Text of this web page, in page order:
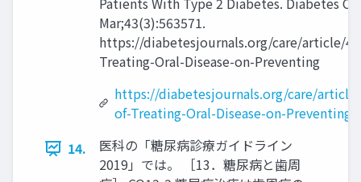
Mar;43(3):563571.
https://diabetesjournals.org/care/article/
Treating-Oral-Disease-on-Preventing
https://diabetesjournals.org/care/
of-Treating-Oral-Disease-on-Preventing
14.
医科の「糖尿病診療ガイドライン
2019」では。 ［13．糖尿病と歯周